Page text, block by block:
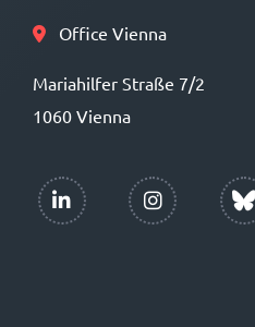
Office Vienna
Mariahilfer Straße 7/2
1060 Vienna